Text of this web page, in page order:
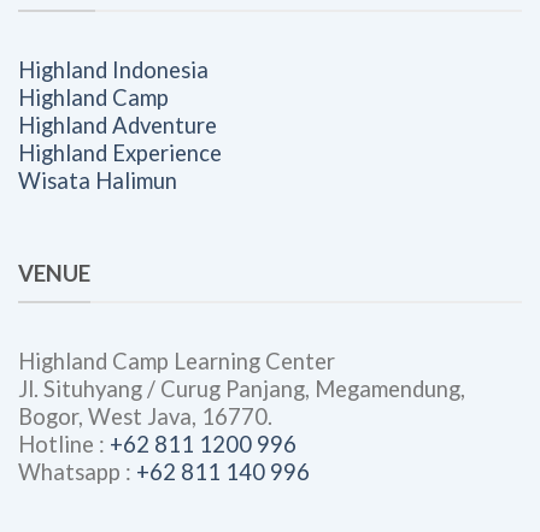
Highland Indonesia
Highland Camp
Highland Adventure
Highland Experience
Wisata Halimun
VENUE
Highland Camp Learning Center
Jl. Situhyang / Curug Panjang, Megamendung,
Bogor, West Java, 16770.
Hotline : +62 811 1200 996
Whatsapp : +62 811 140 996